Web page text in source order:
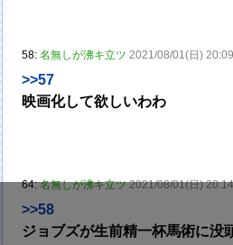
58:名無しが沸キ立ツ 2021/08/01(日)
>>57
映画化して欲しいわわ
64:名無しが沸キ立ツ 2021/08/01(日)
>>58
ジョブズが生前精一杯馬術に没